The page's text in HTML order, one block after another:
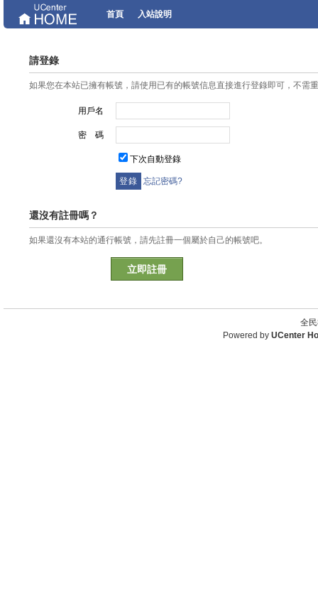
首頁 入站說明
請登錄
如果您在本站已擁有帳號，請使用已有的帳號信息直接進行登錄即可，不需
用戶名
密 碼
下次自動登錄
忘記密碼?
還沒有註冊嗎？
如果還沒有本站的通行帳號，請先註冊一個屬於自己的帳號吧。
立即註冊
全
Powered by UCenter